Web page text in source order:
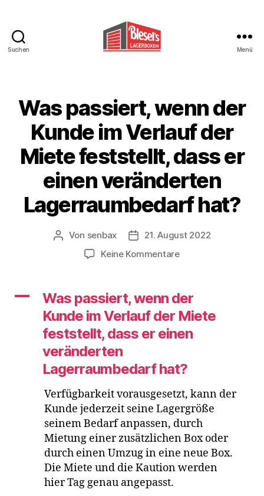
Suchen Menü
Was passiert, wenn der
Kunde im Verlauf der
Miete feststellt, dass er
einen veränderten
Lagerraumbedarf hat?
Beitragsautor
Von senbax Beitragsdatum
21. August 2022
Keine Kommentarezu
wenn
der
Kunde
im
Miete
dass
er
einen
veränderten
Lagerraumbedarf
A
Was passiert, wenn der
Kunde im Verlauf der Miete
feststellt, dass er einen
veränderten
Lagerraumbedarf hat?
Verfügbarkeit vorausgesetzt, kann der
Kunde jederzeit seine Lagergröße
seinem Bedarf anpassen, durch
Mietung einer zusätzlichen Box oder
durch einen Umzug in eine neue Box.
Die Miete und die Kaution werden
hier Tag genau angepasst.